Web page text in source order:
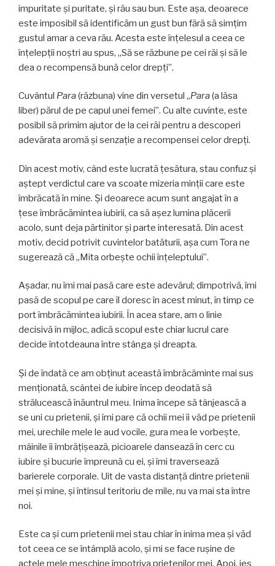
impuritate şi puritate, şi rău sau bun. Este aşa, deoarece
este imposibil să identificăm un gust bun fără să simţim
gustul amar a ceva rău. Acesta este înţelesul a ceea ce
înţelepţii noştri au spus, „Să se răzbune pe cei răi şi să le
dea o recompensă bună celor drepţi”.
Cuvântul Para(răzbuna) vine din versetul „Para(a lăsa
liber) părul de pe capul unei femei”. Cu alte cuvinte, este
posibil să primim ajutor de la cei răi pentru a descoperi
adevărata aromă şi senzaţie a recompensei celor drepţi.
Din acest motiv, când este lucrată ţesătura, stau confuz şi
aştept verdictul care va scoate mizeria minţii care este
îmbrăcată în mine. Şi deoarece acum sunt angajat în a
ţese îmbrăcămintea iubirii, ca să aşez lumina plăcerii
acolo, sunt deja părtinitor şi parte interesată. Din acest
motiv, decid potrivit cuvintelor batăturii, aşa cum Tora ne
sugerează că „Mita orbeşte ochii înţeleptului”.
Aşadar, nu îmi mai pasă care este adevărul; dimpotrivă, îmi
pasă de scopul pe care îl doresc în acest minut, în timp ce
port îmbrăcămintea iubirii. În acea stare, am o linie
decisivă în mijloc, adică scopul este chiar lucrul care
decide întotdeauna între stânga şi dreapta.
Şi de îndată ce am obţinut această îmbrăcăminte mai sus
menţionată, scântei de iubire încep deodată să
strălucească înăuntrul meu. Inima începe să tânjească a
se uni cu prietenii, şi îmi pare că ochii mei îi văd pe prietenii
mei, urechile mele le aud vocile, gura mea le vorbeşte,
mâinile îi îmbrăţişează, picioarele dansează în cerc cu
iubire şi bucurie împreună cu ei, şi îmi traversează
barierele corporale. Uit de vasta distanţă dintre prietenii
mei şi mine, şi întinsul teritoriu de mile, nu va mai sta între
noi.
Este ca şi cum prietenii mei stau chiar în inima mea şi văd
tot ceea ce se întâmplă acolo, şi mi se face ruşine de
actele mele meschine împotriva prietenilor mei. Apoi, ies